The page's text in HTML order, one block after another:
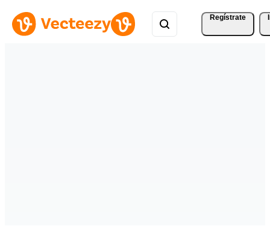
Regístrate